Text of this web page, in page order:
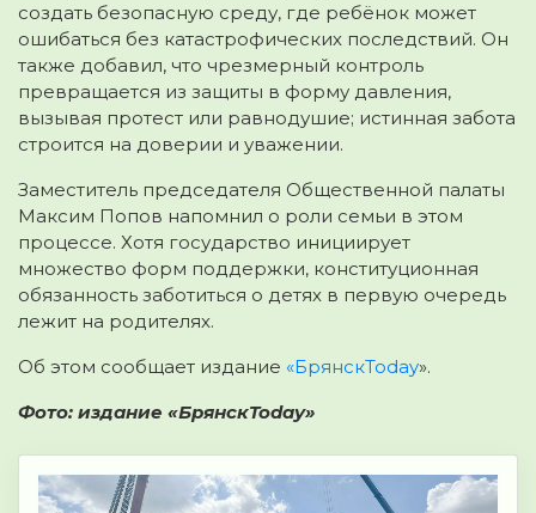
создать безопасную среду, где ребёнок может
ошибаться без катастрофических последствий. Он
также добавил, что чрезмерный контроль
превращается из защиты в форму давления,
вызывая протест или равнодушие; истинная забота
строится на доверии и уважении.
Заместитель председателя Общественной палаты
Максим Попов напомнил о роли семьи в этом
процессе. Хотя государство инициирует
множество форм поддержки, конституционная
обязанность заботиться о детях в первую очередь
лежит на родителях.
Об этом сообщает издание «БрянскToday».
Фото: издание «БрянскToday»